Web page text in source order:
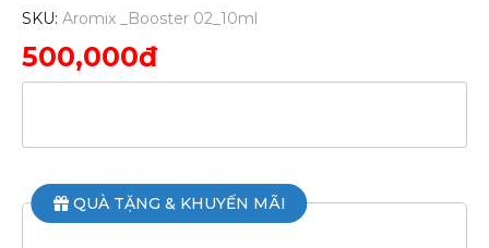
SKU: Aromix _Booster 02_10ml
500,000đ
QUÀ TẶNG & KHUYẾN MÃI